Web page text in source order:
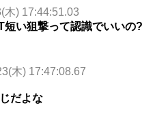
木) 17:44:51.03
い狙撃って認識でいいの?
木) 17:47:08.67
だよな